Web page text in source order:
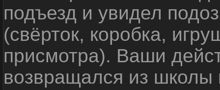
подъезд и увидел
(свёрток, коробка,
присмотра). Ваши
возвращался из школы